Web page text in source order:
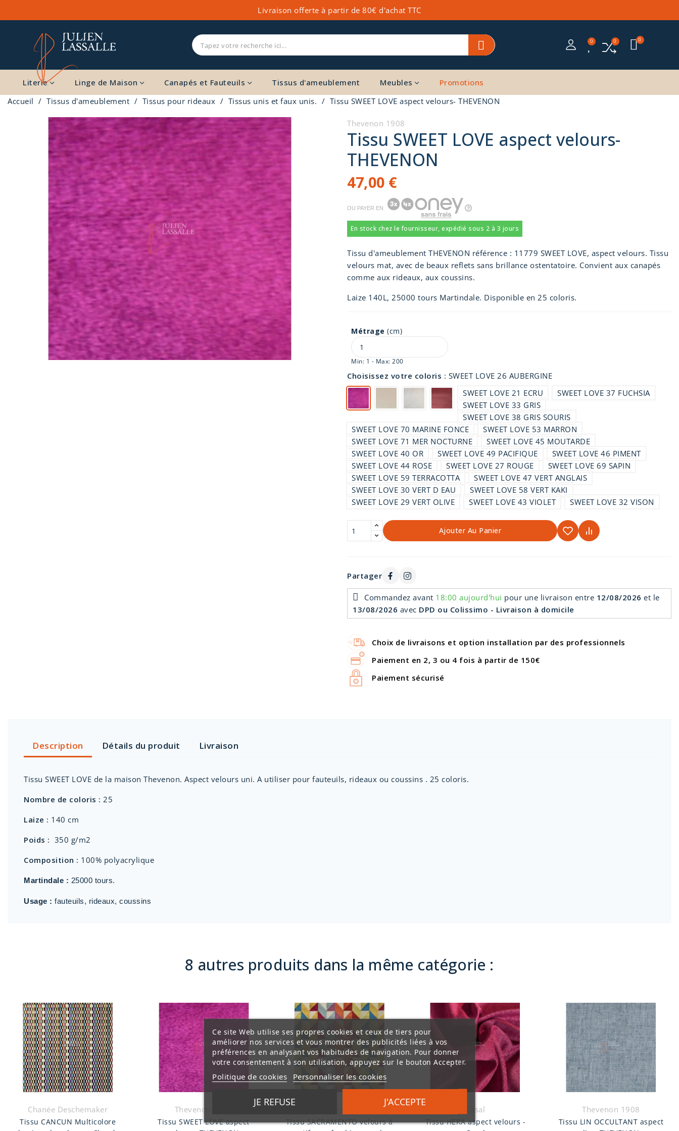
Livraison offerte à partir de 80€ d'achat TTC
Literie Linge de Maison Canapés et Fauteuils Tissus d'ameublement Meubles
Promotions
Accueil
Tissus d'ameublement Tissus pour rideaux Tissus unis et faux unis. Tissu SWEET LOVE aspect velours- THEVENON
Thevenon 1908
Tissu SWEET LOVE aspect velours-
THEVENON
47,00 €
OU PAYER EN
En stock chez le fournisseur, expédié sous 2 à 3 jours
Tissu d'ameublement THEVENON référence : 11779 SWEET LOVE, aspect velours. Tissu
velours mat, avec de beaux reflets sans brillance ostentatoire. Convient aux canapés
comme aux rideaux, aux coussins.
Laize 140L, 25000 tours Martindale. Disponible en 25 coloris.
Métrage (cm)
Min: 1 - Max: 200
Choisissez votre coloris : SWEET LOVE 26 AUBERGINE
SWEET LOVE 21 ECRU
SWEET LOVE 37 FUCHSIA
SWEET LOVE 33 GRIS
SWEET LOVE 38 GRIS SOURIS
SWEET LOVE 70 MARINE FONCE
SWEET LOVE 53 MARRON
SWEET LOVE 71 MER NOCTURNE
SWEET LOVE 45 MOUTARDE
SWEET LOVE 40 OR
SWEET LOVE 49 PACIFIQUE
SWEET LOVE 46 PIMENT
SWEET LOVE 44 ROSE
SWEET LOVE 27 ROUGE
SWEET LOVE 69 SAPIN
SWEET LOVE 59 TERRACOTTA
SWEET LOVE 47 VERT ANGLAIS
SWEET LOVE 30 VERT D EAU
SWEET LOVE 58 VERT KAKI
SWEET LOVE 29 VERT OLIVE
SWEET LOVE 43 VIOLET SWEET LOVE 32 VISON
Ajouter Au Panier
Partager
Commandez avant 18:00 aujourd'hui pour une livraison entre 12/08/2026 et le
13/08/2026 avec DPD ou Colissimo - Livraison à domicile
Choix de livraisons et option installation par des professionnels
Paiement en 2, 3 ou 4 fois à partir de 150€
Paiement sécurisé
Description Détails du produit Livraison
Tissu SWEET LOVE de la maison Thevenon. Aspect velours uni. A utiliser pour fauteuils, rideaux ou coussins . 25 coloris.
Nombre de coloris : 25
Laize : 140 cm
Poids : 350 g/m2
Composition : 100% polyacrylique
Martindale : 25000 tours.
Usage : fauteuils, rideaux, coussins
8 autres produits dans la même catégorie :
Chanée Deschemaker
Tissu CANCUN Multicolore
Thevenon 1908
Tissu SWEET LOVE aspect
Tissu SACRAMENTO velours à
Casal
Tissu HERA aspect velours -
Thevenon 1908
Tissu LIN OCCULTANT aspect
Ce site Web utilise ses propres cookies et ceux de tiers pour
améliorer nos services et vous montrer des publicités liées à vos
préférences en analysant vos habitudes de navigation. Pour donner
votre consentement à son utilisation, appuyez sur le bouton Accepter.
Politique de cookies Personnaliser les cookies
JE REFUSE J'ACCEPTE